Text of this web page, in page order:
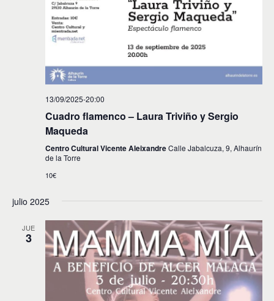
13/09/2025-20:00
Cuadro flamenco – Laura Triviño y Sergio
Maqueda
Centro Cultural Vicente AleixandreCalle Jabalcuza, 9, Alhaurín
de la Torre
10€
julio 2025
JUE
3